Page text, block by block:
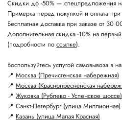
Скидки до -50% — спецпредложения
Примерка перед покупкой и оплата
Бесплатная доставка при заказе от 30
Дополнительная скидка -10% на
(подробности по ссылке).
Воспользуйтесь услугой самовывоза в
📍 Москва (Пречистенская набережная)
📍 Москва (Краснопресненская
📍 Жуковка (Рублево - Успенское шоссе)
📍 Санкт-Петербург (улица Миллионная)
📍 Казань (улица Малая Красная)